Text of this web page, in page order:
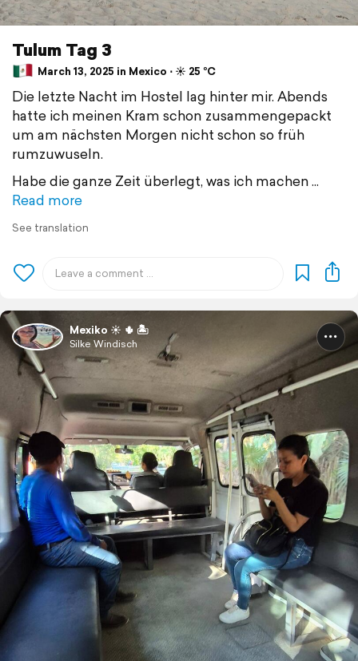
Tulum Tag 3
March 13, 2025 in Mexico ⋅ ☀️ 25 °C
Die letzte Nacht im Hostel lag hinter mir. Abends
hatte ich meinen Kram schon zusammengepackt
um am nächsten Morgen nicht schon so früh
rumzuwuseln.
Habe die ganze Zeit überlegt, was ich machen
Read more
See translation
Mexiko ☀️ 🌵 🏝️
Silke Windisch